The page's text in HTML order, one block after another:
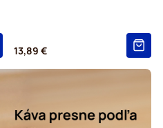
13,89 €